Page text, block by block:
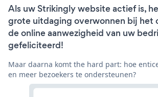
Als uw Strikingly website actief is,
grote uitdaging overwonnen bij het
de online aanwezigheid van uw
gefeliciteerd!
Maar daarna komt the hard part: hoe
en meer bezoekers te ondersteunen?